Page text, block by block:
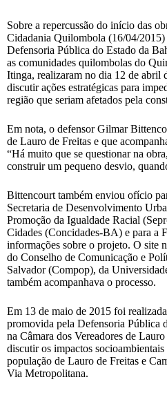
Sobre a repercussão do início das
Cidadania Quilombola (16/04/2015)
Defensoria Pública do Estado da
as comunidades quilombolas do
Itinga, realizaram no dia 12 de abril
discutir ações estratégicas para
região que seriam afetados pela
Em nota, o defensor Gilmar
de Lauro de Freitas e que
“Há muito que se questionar na
construir um pequeno desvio,
Bittencourt também enviou ofício
Secretaria de Desenvolvimento
Promoção da Igualdade Racial
Cidades (Concidades-BA) e para a
informações sobre o projeto. O site
do Conselho de Comunicação e
Salvador (Compop), da
também acompanhava o processo.
Em 13 de maio de 2015 foi
promovida pela Defensoria Pública
na Câmara dos Vereadores de
discutir os impactos socioambientais
população de Lauro de Freitas e
Via Metropolitana.